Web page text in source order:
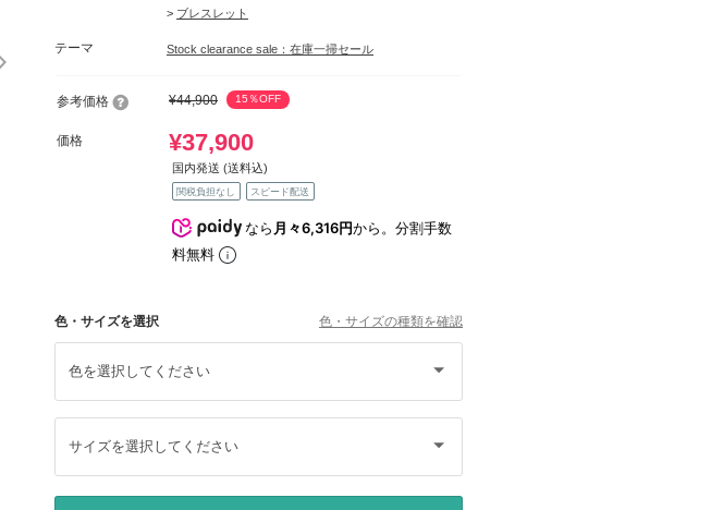
> ブレスレット
テーマ Stock clearance sale：在庫一掃セール
参考価格 ¥44,900 15％OFF
価格 ¥37,900
国内発送 (送料込)
関税負担なし スピード配送
なら月々6,316円から。分割手数
料無料
色・サイズを選択 色・サイズの種類を確認
色を選択してください
サイズを選択してください